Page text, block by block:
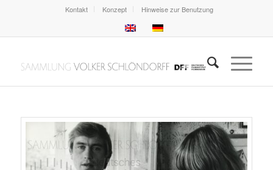
Kontakt Konzept Hinweise zur Benutzung